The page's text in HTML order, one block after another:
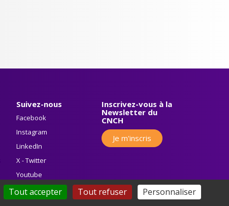
Suivez-nous
Facebook
Instagram
LinkedIn
X - Twitter
Youtube
Inscrivez-vous à la
Newsletter du
CNCH
Je m'inscris
Tout accepter Tout refuser Personnaliser